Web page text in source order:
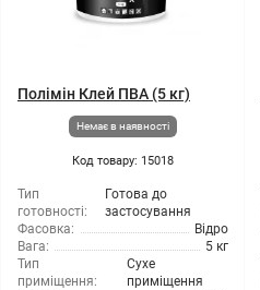
Полімін Клей ПВА (5 кг)
Немає в наявності
Код товару: 15018
Тип
готовності:
Готова до
застосування
Фасовка:
Відро
Вага:
5 кг
Тип
приміщення:
Сухе
приміщення